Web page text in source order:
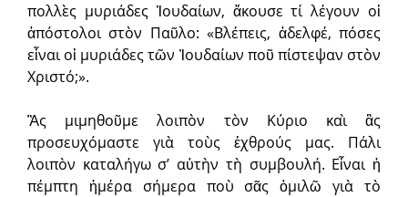
πολλὲς μυριάδες Ἰουδαίων, ἄκουσε τί λέγουν οἱ
ἀπόστολοι στὸν Παῦλο: «Βλέπεις, ἀδελφέ, πόσες
εἶναι οἱ μυριάδες τῶν Ἰουδαίων ποῦ πίστεψαν στὸν
Χριστό;».
Ἂς μιμηθοῦμε λοιπὸν τὸν Κύριο καὶ ἂς
προσευχόμαστε γιὰ τοὺς ἐχθρούς μας. Πάλι
λοιπὸν καταλήγω σ’ αὐτὴν τὴ συμβουλή. Εἶναι ἡ
πέμπτη ἡμέρα σήμερα ποὺ σᾶς ὁμιλῶ γιὰ τὸ